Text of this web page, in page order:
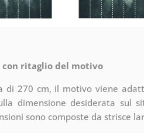
con ritaglio del motivo
di 270 cm, il motivo viene
dimensione desiderata sul
sono composte da strisce